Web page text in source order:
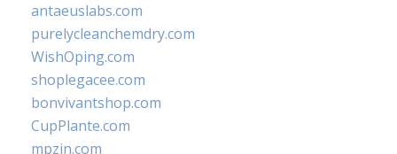
antaeuslabs.com
purelycleanchemdry.com
WishOping.com
shoplegacee.com
bonvivantshop.com
CupPlante.com
mpzin.com